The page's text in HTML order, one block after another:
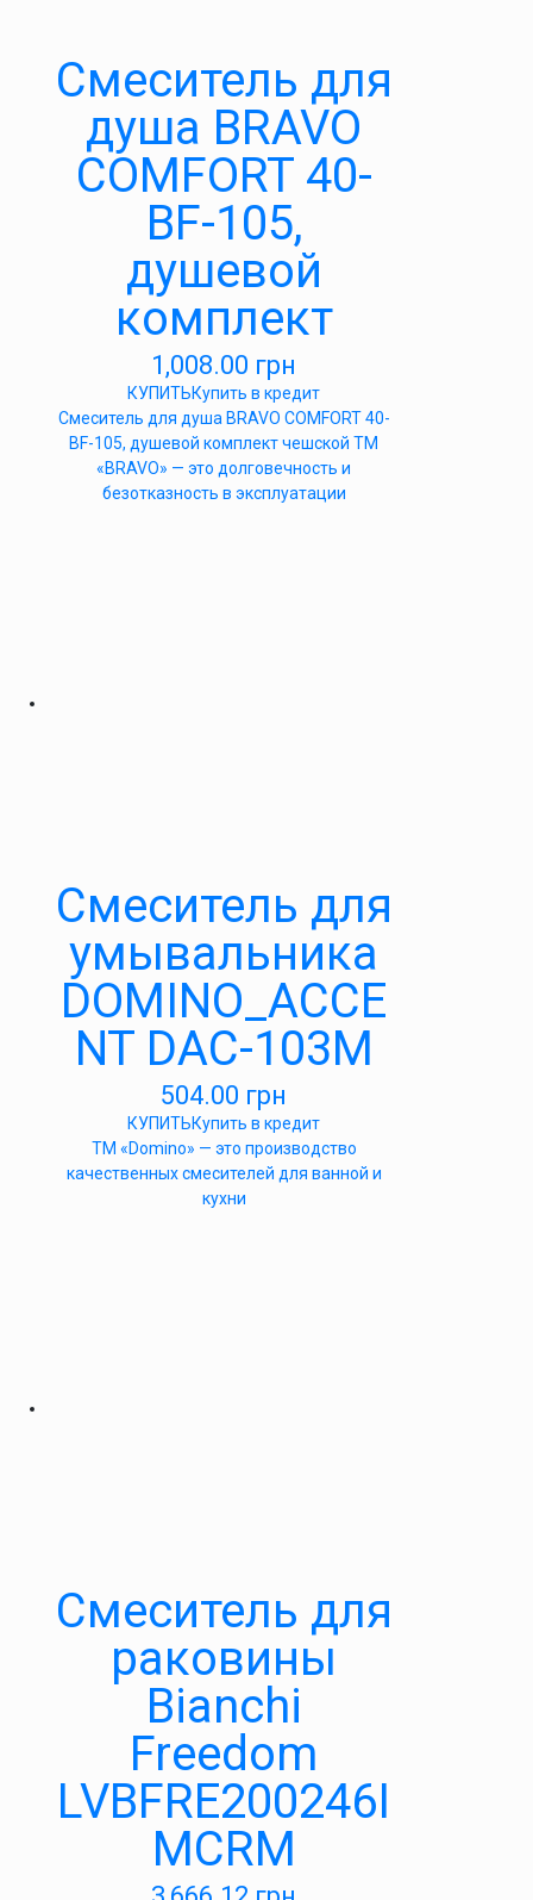
Cмеситель для
душа BRAVO
COMFORT 40-
BF-105,
душевой
комплект
1,008.00 грн
КУПИТЬКупить в кредит
Cмеситель для душа BRAVO COMFORT 40-
BF-105, душевой комплект чешской ТМ
«BRAVO» — это долговечность и
безотказность в эксплуатации
Cмеситель для
умывальника
DOMINO_ACCE
NT DAC-103M
504.00 грн
КУПИТЬКупить в кредит
ТМ «Domino» — это производство
качественных смесителей для ванной и
кухни
Смеситель для
раковины
Bianchi
Freedom
LVBFRE200246I
MCRM